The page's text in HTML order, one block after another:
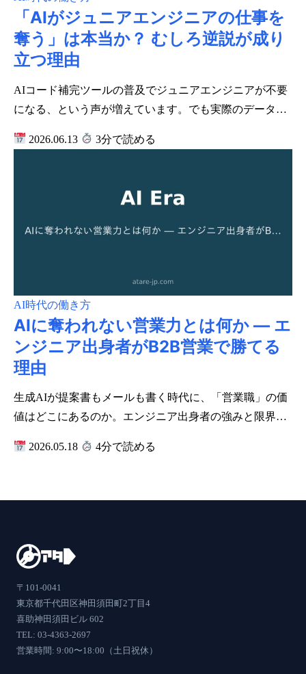
「AIがジュニアエンジニアの仕事を
奪う」は本当か？ むしろ逆説が成り
立つ理由
AIコード補完ツールの普及でジュニアエンジニアが不要
になる、という声が増えています。でも実際のデータ…
2026.06.13 3分で読める
AI時代の働き方
AIに奪われない営業力とは何か ― エ
ンジニア出身者がB2B営業で勝てる
理由
生成AIが提案書もメールも書く時代に、「営業職」の価
値はどこにあるのか。エンジニア出身者の強みと限界…
2026.05.18 4分で読める
〒101-0041
東京都千代田区神田須田町2丁目4
喜助神田須田ビル 602
TEL: 03-4363-2697
営業時間: 9:00〜18:00（土日祝休）